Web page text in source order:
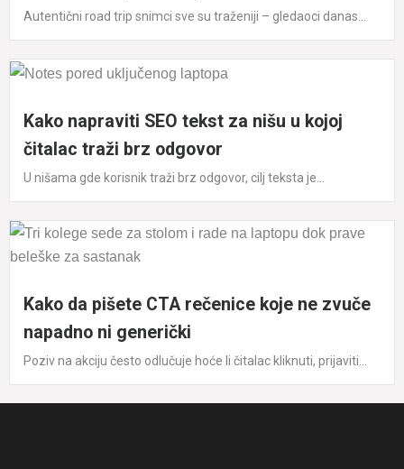
Autentični road trip snimci sve su traženiji – gledaoci danas...
Kako napraviti SEO tekst za nišu u kojoj
čitalac traži brz odgovor
U nišama gde korisnik traži brz odgovor, cilj teksta je...
Kako da pišete CTA rečenice koje ne zvuče
napadno ni generički
Poziv na akciju često odlučuje hoće li čitalac kliknuti, prijaviti...